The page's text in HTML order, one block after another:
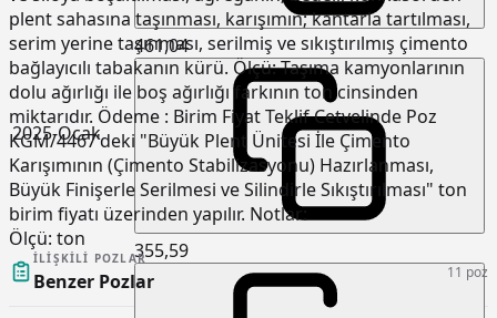
2025-Ocak
461,04
355,59
plent sahasına taşınması, karışımın; kantarla tartılması,
serim yerine taşınması, serilmiş ve sıkıştırılmış çimento
bağlayıcılı tabakanın kürü. Ölçü: Taşıma kamyonlarının
dolu ağırlığı ile boş ağırlığı farkının ton cinsinden
miktarıdır. Ödeme : Birim Fiyat Teklif Cetvelinde Poz
KGM/4467'deki "Büyük Plent Ünitesi İle Çimento
Karışımının (Çimento Stabilizasyonu) Hazırlanması,
Büyük Finişerle Serilmesi ve Silindirle Sıkıştırılması" ton
birim fiyatı üzerinden yapılır. Notlar:
Ölçü: ton
İLIŞKILI POZLAR
Benzer Pozlar 11 poz